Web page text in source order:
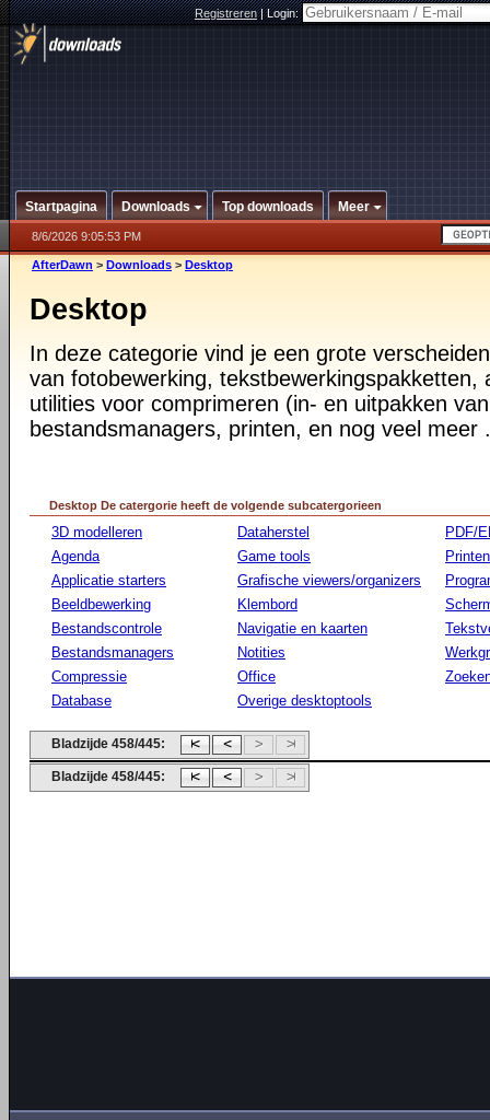
Registreren|Login:
Startpagina Downloads Top downloads Meer
8/6/2026 9:05:53 PM
AfterDawn > Downloads > Desktop
Desktop
In deze categorie vind je een grote
van fotobewerking, tekstbewerkingspakketten,
utilities voor comprimeren (in- en uitpakken
bestandsmanagers, printen, en nog veel meer
Desktop De catergorie heeft de volgende subcatergorieen
3D modelleren
Agenda
Applicatie starters
Beeldbewerking
Bestandscontrole
Bestandsmanagers
Compressie
Database
Dataherstel
Game tools
Grafische viewers/organizers
Klembord
Navigatie en kaarten
Notities
Office
Overige desktoptools
PDF/
Printen
Bladzijde 458/445:
Bladzijde 458/445: